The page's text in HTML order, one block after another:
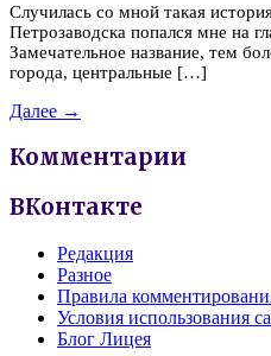
Случилась со мной такая
Петрозаводска попался мне на
Замечательное название, тем
города, центральные […]
Далее →
Комментарии
ВКонтакте
Редакция
Разное
Правила
Условия использования
Блог Лицея